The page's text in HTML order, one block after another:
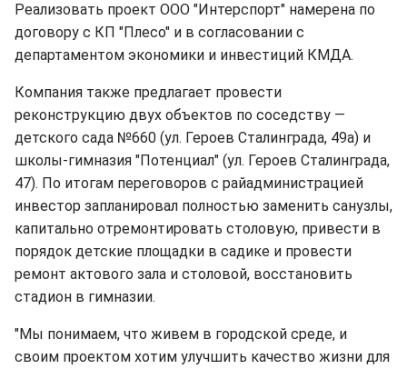
Реализовать проект ООО "Интерспорт" намерена по
договору с КП "Плесо" и в согласовании с
департаментом экономики и инвестиций КМДА.
Компания также предлагает провести
реконструкцию двух объектов по соседству —
детского сада №660 (ул. Героев Сталинграда, 49а) и
школы-гимназия "Потенциал" (ул. Героев Сталинграда,
47). По итогам переговоров с райадминистрацией
инвестор запланировал полностью заменить санузлы,
капитально отремонтировать столовую, привести в
порядок детские площадки в садике и провести
ремонт актового зала и столовой, восстановить
стадион в гимназии.
"Мы понимаем, что живем в городской среде, и
своим проектом хотим улучшить качество жизни для